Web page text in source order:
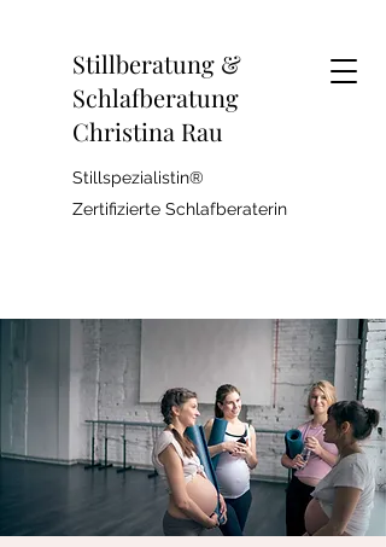
Stillberatung &
Schlafberatung
Christina Rau
Stillspezialistin®
Zertifizierte Schlafberaterin